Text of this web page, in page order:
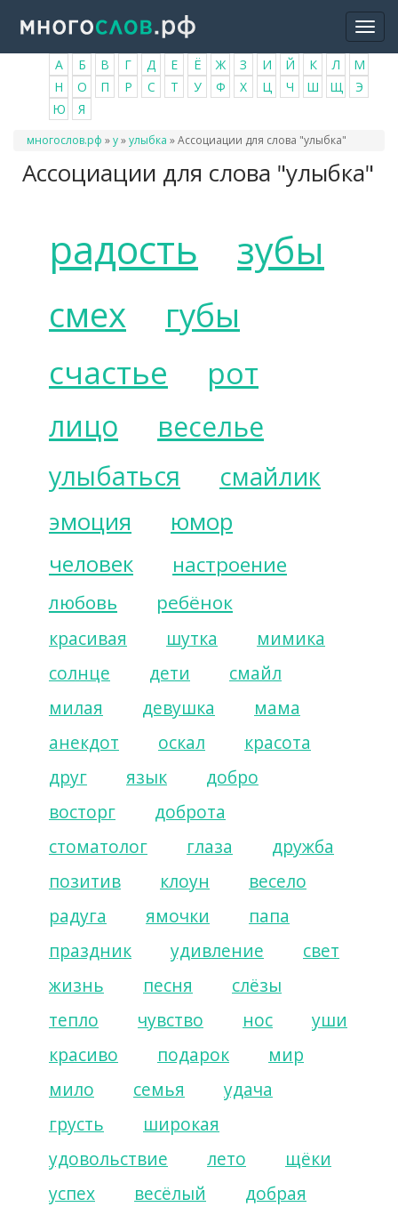
основному
содержанию
А Б В Г Д Е Ё Ж З И Й К Л
М
Н
О П Р С Т У Ф Х Ц Ч Ш Щ
Э
Ю
Я
Вы
многослов.рф »у»улыбка »Ассоциации для слова "улыбка"
Ассоциации для слова "улыбка"
радость зубы
смех губы
счастье рот
лицо веселье
улыбаться смайлик
эмоция юмор
человек настроение
любовь ребёнок
красивая шутка
мимика
солнце
дети
смайл
милая
девушка
мама
анекдот
оскал
красота
друг
язык
добро
восторг
доброта
стоматолог
глаза
дружба
позитив
клоун
весело
радуга
ямочки
папа
праздник
удивление
свет
жизнь
песня
слёзы
тепло
чувство нос
уши
красиво
подарок
мир
мило
семья
удача
грусть
широкая
удовольствие
лето
щёки
успех
весёлый
добрая